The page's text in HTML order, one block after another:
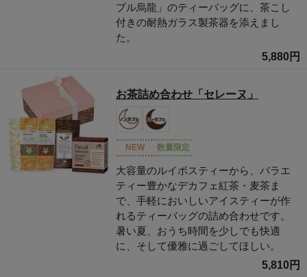
プル烏龍」のティーバッグに、茶こし
付きの耐熱ガラス製茶器を添えまし
た。
5,880円
お茶詰め合わせ「セレーヌ」
NEW 数量限定
大容量のルイボスティーから、バラエ
ティー豊かなデカフェ紅茶・麦茶ま
で、手軽においしいアイスティーが作
れるティーバッグの詰め合わせです。
暑い夏、おうち時間を少しでも快適
に、そして優雅に過ごしてほしい。
5,810円